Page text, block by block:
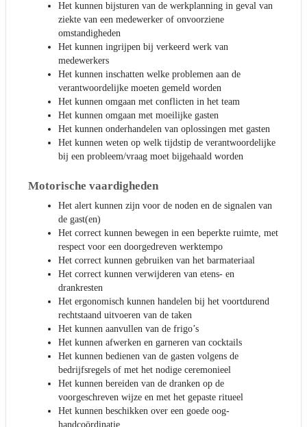
Het kunnen bijsturen van de werkplanning in geval van
ziekte van een medewerker of onvoorziene
omstandigheden
Het kunnen ingrijpen bij verkeerd werk van
medewerkers
Het kunnen inschatten welke problemen aan de
verantwoordelijke moeten gemeld worden
Het kunnen omgaan met conflicten in het team
Het kunnen omgaan met moeilijke gasten
Het kunnen onderhandelen van oplossingen met gasten
Het kunnen weten op welk tijdstip de verantwoordelijke
bij een probleem/vraag moet bijgehaald worden
Motorische vaardigheden
Het alert kunnen zijn voor de noden en de signalen van
de gast(en)
Het correct kunnen bewegen in een beperkte ruimte, met
respect voor een doorgedreven werktempo
Het correct kunnen gebruiken van het barmateriaal
Het correct kunnen verwijderen van etens- en
drankresten
Het ergonomisch kunnen handelen bij het voortdurend
rechtstaand uitvoeren van de taken
Het kunnen aanvullen van de frigo’s
Het kunnen afwerken en garneren van cocktails
Het kunnen bedienen van de gasten volgens de
bedrijfsregels of met het nodige ceremonieel
Het kunnen bereiden van de dranken op de
voorgeschreven wijze en met het gepaste ritueel
Het kunnen beschikken over een goede oog-
handcoördinatie